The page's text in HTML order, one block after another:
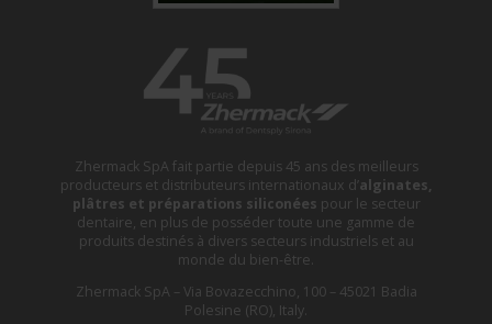
Zhermack SpA fait partie depuis 45 ans des meilleurs
producteurs et distributeurs internationaux d’alginates,
plâtres et préparations siliconées pour le secteur
dentaire, en plus de posséder toute une gamme de
produits destinés à divers secteurs industriels et au
monde du bien-être.
Zhermack SpA – Via Bovazecchino, 100 – 45021 Badia
Polesine (RO), Italy.